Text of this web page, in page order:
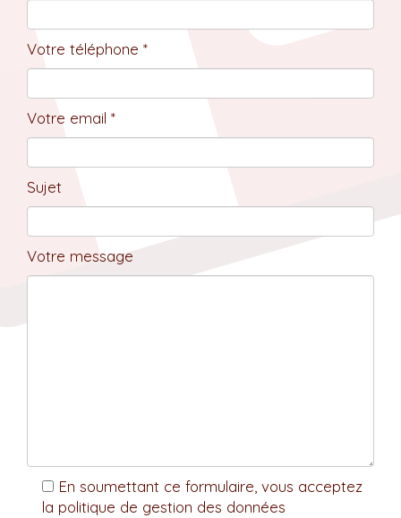
Votre téléphone *
Votre email *
Sujet
Votre message
En soumettant ce formulaire, vous acceptez
la politique de gestion des données